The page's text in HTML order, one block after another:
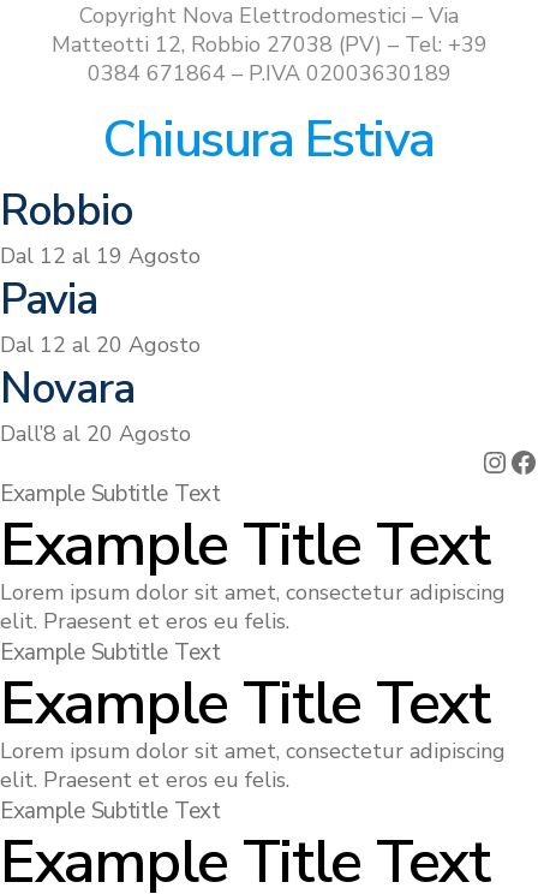
Copyright Nova Elettrodomestici – Via
Matteotti 12, Robbio 27038 (PV) – Tel: +39
0384 671864 – P.IVA 02003630189
Chiusura Estiva
Robbio
Dal 12 al 19 Agosto
Pavia
Dal 12 al 20 Agosto
Novara
Dall’8 al 20 Agosto
Example Subtitle Text
Example Title Text
Lorem ipsum dolor sit amet, consectetur adipiscing
elit. Praesent et eros eu felis.
Example Subtitle Text
Example Title Text
Lorem ipsum dolor sit amet, consectetur adipiscing
elit. Praesent et eros eu felis.
Example Subtitle Text
Example Title Text